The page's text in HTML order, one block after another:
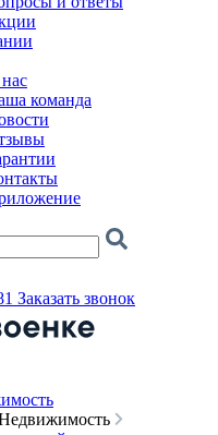
команда
Заказать звонок